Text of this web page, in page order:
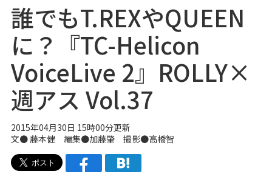
誰でもT.REXやQUEEN
に？『TC-Helicon
VoiceLive 2』ROLLY×
週アス Vol.37
2015年04月30日 15時00分更新
文●藤本健編集●加藤肇 撮影●高橋智